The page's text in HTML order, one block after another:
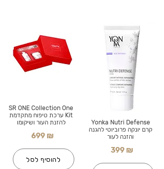
SR ONE Collection One
Kit ערכת טיפוח מתקדמת
להזנת העור ושיקומו
699 ₪
להוסיף לסל
Yonka Nutri Defense
קרם יונקה פרוביוטי להגנה
והזנה לעור
399 ₪